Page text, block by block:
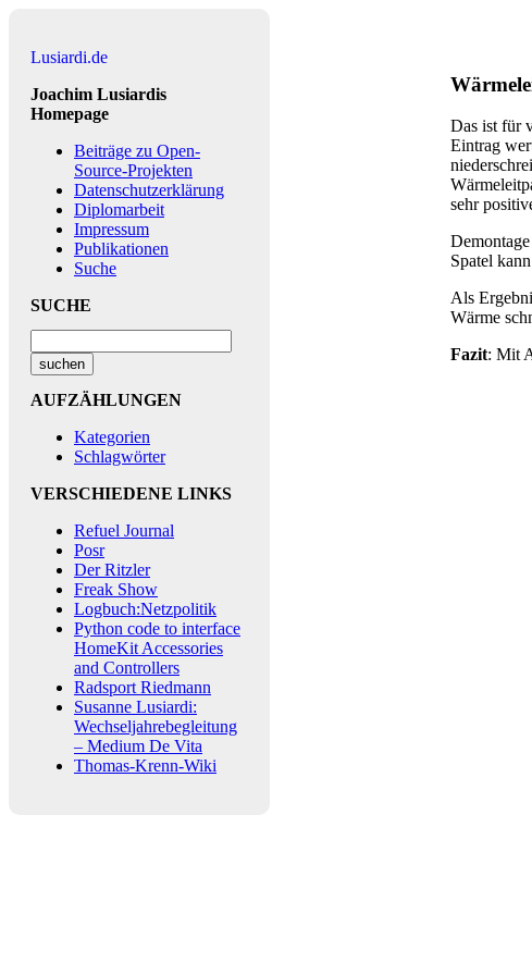
Lusiardi.de
Joachim Lusiardis
Homepage
Beiträge zu Open-
Source-Projekten
Datenschutzerklärung
Diplomarbeit
Impressum
Publikationen
Suche
SUCHE
AUFZÄHLUNGEN
Kategorien
Schlagwörter
VERSCHIEDENE LINKS
Refuel Journal
Posr
Der Ritzler
Freak Show
Logbuch:Netzpolitik
Python code to interface
HomeKit Accessories
and Controllers
Radsport Riedmann
Susanne Lusiardi:
Wechseljahrebegleitung
– Medium De Vita
Thomas-Krenn-Wiki
Das ist für
Eintrag
sehr
Spatel
Als
Wärme
Fazit: Mit